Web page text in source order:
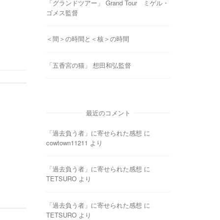
「グランドツアー」 Grand Tour ミゲル・
ゴメス監督
＜間＞の時間と＜核＞の時間
「五香宮の猫」 想田和弘監督
最近のコメント
「過去負う者」に寄せられた感想 に
cowtown11211 より
「過去負う者」に寄せられた感想 に
TETSURO より
「過去負う者」に寄せられた感想 に
TETSURO より